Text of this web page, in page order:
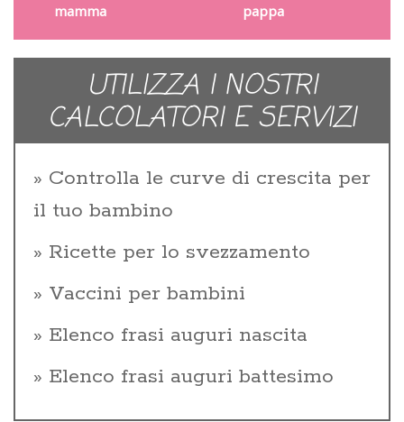
mamma
pappa
UTILIZZA I NOSTRI
CALCOLATORI E SERVIZI
Controlla le curve di crescita per
il tuo bambino
Ricette per lo svezzamento
Vaccini per bambini
Elenco frasi auguri nascita
Elenco frasi auguri battesimo